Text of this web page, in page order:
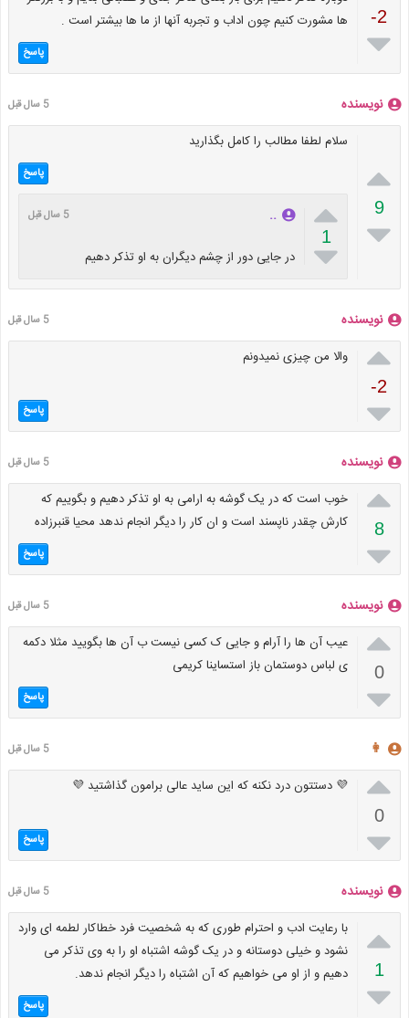
-2

ها مشورت کنیم چون اداب و تجربه آنها از ما ها بیشتر است .
پاسخ
نویسنده 5 سال قبل

9

سلام لطفا مطالب را کامل بگذارید
پاسخ

1

.. 5 سال قبل
در جایی دور از چشم دیگران به او تذکر دهیم
نویسنده 5 سال قبل

-2

والا من چیزی نمیدونم
پاسخ
نویسنده 5 سال قبل

8

خوب است که در یک گوشه به ارامی به او تذکر دهیم و بگوییم که
کارش چقدر ناپسند است و ان کار را دیگر انجام ندهد محیا قنبرزاده
پاسخ
نویسنده 5 سال قبل

0

عیب آن ها را آرام و جایی ک کسی نیست ب آن ها بگویید مثلا دکمه
ی لباس دوستمان باز استساینا کریمی
پاسخ
👩 5 سال قبل

0

💜 دستتون درد نکنه که این ساید عالی برامون گذاشتید 💜
پاسخ
نویسنده 5 سال قبل

1

با رعایت ادب و احترام طوری که به شخصیت فرد خطاکار لطمه ای وارد
نشود و خیلی دوستانه و در یک گوشه اشتباه او را به وی تذکر می
دهیم و از او می خواهیم که آن اشتباه را دیگر انجام ندهد.
پاسخ